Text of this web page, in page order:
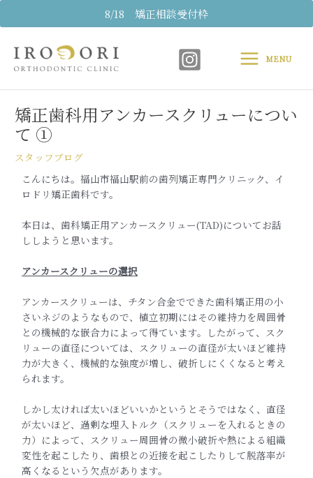
8/18 矯正相談受付枠
容
MenuMENU
矯正歯科用アンカースクリューについ
て ①
スタッフブログ
こんにちは。福山市福山駅前の歯列矯正専門クリニック、 イ
ロドリ矯正歯科です。
本日は、歯科矯正用アンカースクリュー(TAD)についてお話
し しようと思います。
アンカースクリューの選択
アンカースクリューは、 チタン合金でできた歯科矯正用の小
さいネジのようなもので、植立初期にはその維持力を周囲骨
との機械的な嵌合力によって得ています。したがって、スク
リューの直径については、 スクリューの直径が太いほど維持
力が大きく、機械的な強度が増し、破折しにくくなると考え
られます。
しかし太ければ太いほどいいかというとそうではなく、 直径
が太いほど、過剰な埋入トルク（スクリューを入れるときの
力）によって、 スクリュー周囲骨の微小破折や熱による組織
変性を起こしたり、歯根との近接を起こしたりして脱落率が
高くなる という欠点があります。